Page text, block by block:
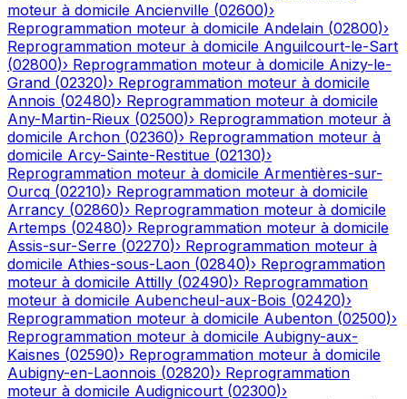
moteur à domicile Ancienville (02600)›
Reprogrammation moteur à domicile Andelain (02800)›
Reprogrammation moteur à domicile Anguilcourt-le-Sart
(02800)› Reprogrammation moteur à domicile Anizy-le-
Grand (02320)› Reprogrammation moteur à domicile
Annois (02480)› Reprogrammation moteur à domicile
Any-Martin-Rieux (02500)› Reprogrammation moteur à
domicile Archon (02360)› Reprogrammation moteur à
domicile Arcy-Sainte-Restitue (02130)›
Reprogrammation moteur à domicile Armentières-sur-
Ourcq (02210)› Reprogrammation moteur à domicile
Arrancy (02860)› Reprogrammation moteur à domicile
Artemps (02480)› Reprogrammation moteur à domicile
Assis-sur-Serre (02270)› Reprogrammation moteur à
domicile Athies-sous-Laon (02840)› Reprogrammation
moteur à domicile Attilly (02490)› Reprogrammation
moteur à domicile Aubencheul-aux-Bois (02420)›
Reprogrammation moteur à domicile Aubenton (02500)›
Reprogrammation moteur à domicile Aubigny-aux-
Kaisnes (02590)› Reprogrammation moteur à domicile
Aubigny-en-Laonnois (02820)› Reprogrammation
moteur à domicile Audignicourt (02300)›